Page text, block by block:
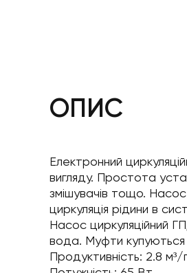
ОПИС
Електронний
вигляду. Простота
змішувачів тощо.
циркуляція рідини в
Насос циркуляційний
вода. Муфти
Продуктивність: 2.8 м³/